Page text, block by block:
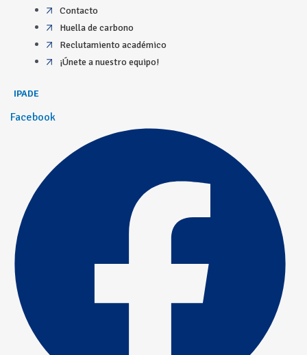
Contacto
Huella de carbono
Reclutamiento académico
¡Únete a nuestro equipo!
IPADE
Facebook